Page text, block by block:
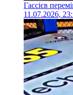
Гассієв
11.07.2026,